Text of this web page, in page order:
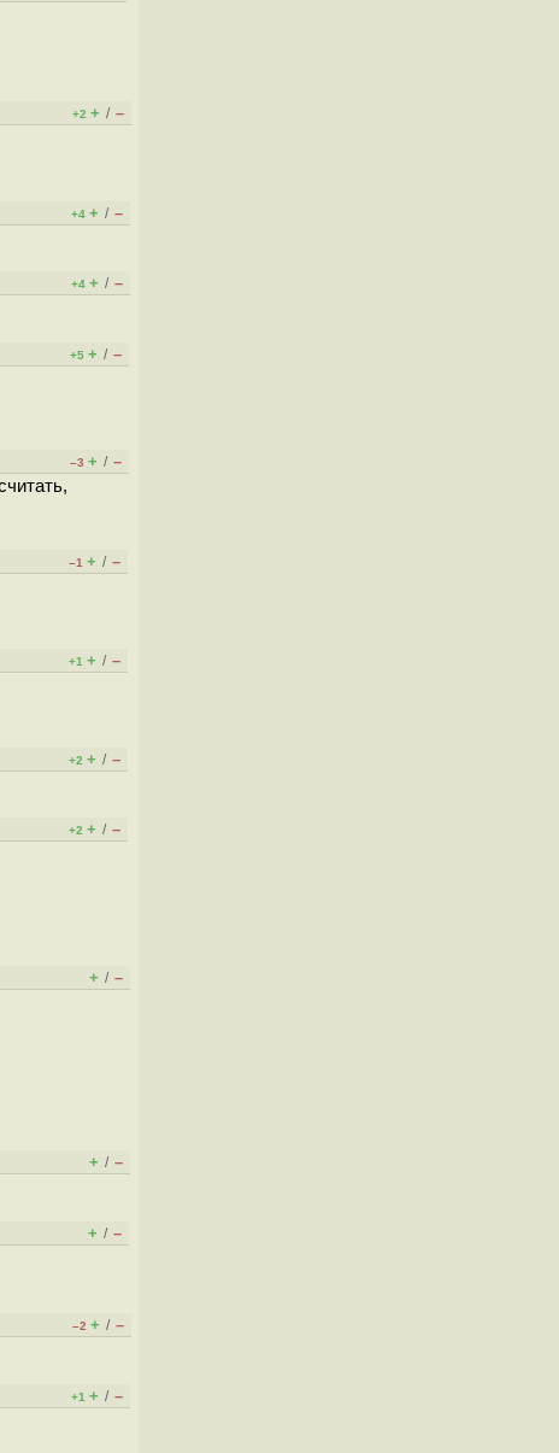
+2 + / –
+4 + / –
+4 + / –
+5 + / –
–3 + / –
–1 + / –
+1 + / –
+2 + / –
+2 + / –
+ / –
+ / –
+ / –
–2 + / –
+1 + / –